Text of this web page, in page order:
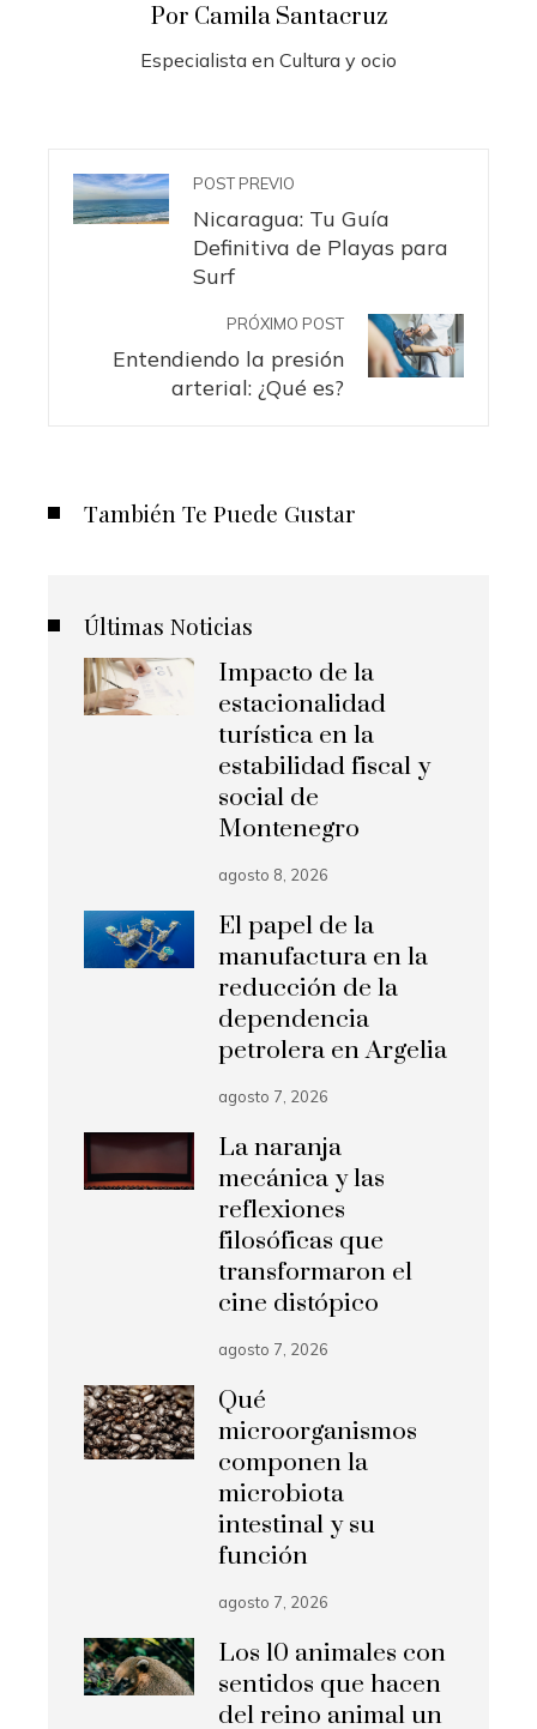
Por Camila Santacruz
Especialista en Cultura y ocio
POST PREVIO
Nicaragua: Tu Guía
Definitiva de Playas para
Surf
PRÓXIMO POST
Entendiendo la presión
arterial: ¿Qué es?
También Te Puede Gustar
Últimas Noticias
Impacto de la
estacionalidad
turística en la
estabilidad fiscal y
social de
Montenegro
agosto 8, 2026
El papel de la
manufactura en la
reducción de la
dependencia
petrolera en Argelia
agosto 7, 2026
La naranja
mecánica y las
reflexiones
filosóficas que
transformaron el
cine distópico
agosto 7, 2026
Qué
microorganismos
componen la
microbiota
intestinal y su
función
agosto 7, 2026
Los 10 animales con
sentidos que hacen
del reino animal un